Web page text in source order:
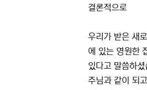
결론적으로
우리가 받은 새
에 있는 영원한
있다고 말씀하
주님과 같이 되